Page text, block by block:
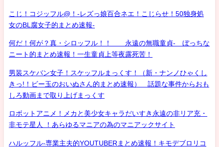
こじ！コジッフル@！-レズっ娘百合ネエ！こじらせ！50独身処
女のBL腐女子的まとめ速報-
何だ！何が？真・シロッフル！！ 永遠の無職童貞- ぼっちな
ニート的まとめ速報！一生童貞上等夜露死苦！
男装スケバン女子！スケッフルまっくす！（新・ナンノひゃくし
きっ!！ビー玉のおいぬさん的まとめ速報） 話題な事件からおも
しろ動画まで取り上げまっくす
ロボットアニメ！メカと美少女キャラだいすき永遠の非リア充・
非モテ星人 ！あらゆるマニアの為のマニアックサイト
ハルッフル-専業主夫的YOUTUBERまとめ速報！キモデブロリコ